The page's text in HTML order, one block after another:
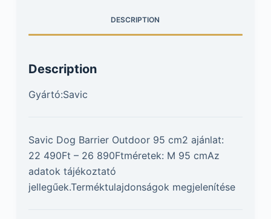
DESCRIPTION
Description
Gyártó:Savic
Savic Dog Barrier Outdoor 95 cm2 ajánlat:
22 490Ft – 26 890Ftméretek: M 95 cmAz
adatok tájékoztató
jellegűek.Terméktulajdonságok megjelenítése